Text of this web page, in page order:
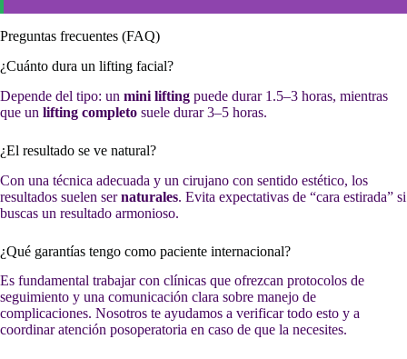
Preguntas frecuentes (FAQ)
¿Cuánto dura un lifting facial?
Depende del tipo: un mini lifting puede durar 1.5–3 horas, mientras
que un lifting completo suele durar 3–5 horas.
¿El resultado se ve natural?
Con una técnica adecuada y un cirujano con sentido estético, los
resultados suelen sernaturales. Evita expectativas de “cara estirada” si
buscas un resultado armonioso.
¿Qué garantías tengo como paciente internacional?
Es fundamental trabajar con clínicas que ofrezcan protocolos de
seguimiento y una comunicación clara sobre manejo de
complicaciones. Nosotros te ayudamos a verificar todo esto y a
coordinar atención posoperatoria en caso de que la necesites.